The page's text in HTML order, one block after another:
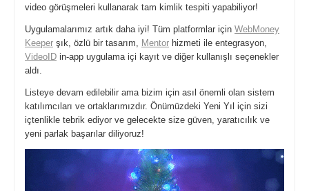
video görüşmeleri kullanarak tam kimlik tespiti yapabiliyor!
Uygulamalarımız artık daha iyi! Tüm platformlar için WebMoney
Keeper şık, özlü bir tasarım, Mentor hizmeti ile entegrasyon,
VideoID in-app uygulama içi kayıt ve diğer kullanışlı seçenekler
aldı.
Listeye devam edilebilir ama bizim için asıl önemli olan sistem
katılımcıları ve ortaklarımızdır. Önümüzdeki Yeni Yıl için sizi
içtenlikle tebrik ediyor ve gelecekte size güven, yaratıcılık ve
yeni parlak başarılar diliyoruz!